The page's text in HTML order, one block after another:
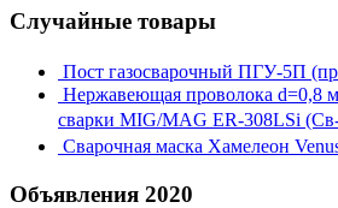
Случайные товары
Пост газосварочный ПГУ-5П
Нержавеющая проволока d=0,8
сварки MIG/MAG ER-308LSi
Сварочная маска Хамелеон
Объявления 2020